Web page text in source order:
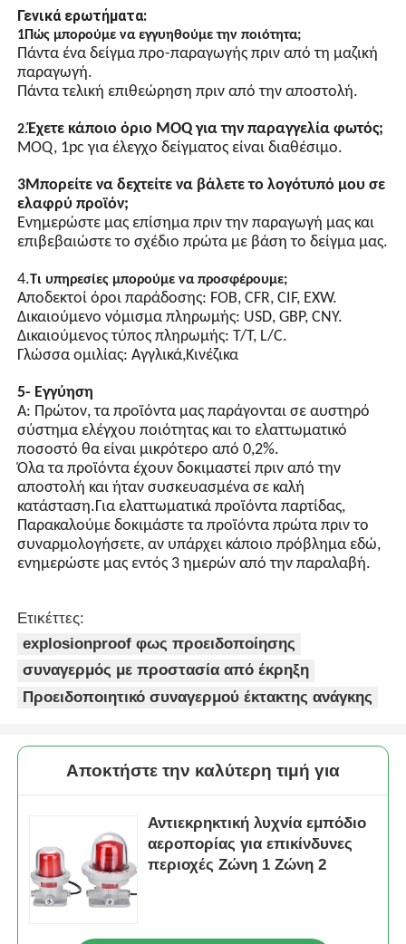
Οι λαμπτήρες υψηλής
φωτεινότητας με LED, οι
λαμπτήρες εξοικονόμησης
ενέργειας με LED chip
έχουν υψηλή φωτεινότητα
και είναι πιο ενεργειακά
συνηθισμένους λαμπτήρες.
Συγχρονισμός GPS
(προαιρετικός)
Αυτοματοποιημένος
έλεγχος διακόπτη με
λειτουργία φωτός,
εξοπλισμένος με
ενσωματωμένο τσιπ και
πολλαπλά κυκλώματα
προστασίας..
Γενικά ερωτήματα:
1Πώς μπορούμε να εγγυηθούμε την ποιότητα;
Πάντα ένα δείγμα προ-παραγωγής πριν από τη μαζική
παραγωγή.
Πάντα τελική επιθεώρηση πριν από την αποστολή.
2.Έχετε κάποιο όριο MOQ για την παραγγελία φωτός;
MOQ, 1pc για έλεγχο δείγματος είναι διαθέσιμο.
3Μπορείτε να δεχτείτε να βάλετε το λογότυπό μου σε
ελαφρύ προϊόν;
Ενημερώστε μας επίσημα πριν την παραγωγή μας και
επιβεβαιώστε το σχέδιο πρώτα με βάση το δείγμα μας.
4.Τι υπηρεσίες μπορούμε να προσφέρουμε;
Αποδεκτοί όροι παράδοσης: FOB, CFR, CIF, EXW.
Δικαιούμενο νόμισμα πληρωμής: USD, GBP, CNY.
Δικαιούμενος τύπος πληρωμής: T/T, L/C.
Γλώσσα ομιλίας: Αγγλικά,Κινέζικα
5- Εγγύηση
Α: Πρώτον, τα προϊόντα μας παράγονται σε αυστηρό
σύστημα ελέγχου ποιότητας και το ελαττωματικό
ποσοστό θα είναι μικρότερο από 0,2%.
Όλα τα προϊόντα έχουν δοκιμαστεί πριν από την
αποστολή και ήταν συσκευασμένα σε καλή
κατάσταση.Για ελαττωματικά προϊόντα παρτίδας,
Παρακαλούμε δοκιμάστε τα προϊόντα πρώτα πριν το
συναρμολογήσετε, αν υπάρχει κάποιο πρόβλημα εδώ,
ενημερώστε μας εντός 3 ημερών από την παραλαβή.
Ετικέττες:
explosionproof φως προειδοποίησης
συναγερμός με προστασία από έκρηξη
Προειδοποιητικό συναγερμού έκτακτης ανάγκης
Αποκτήστε την καλύτερη τιμή για
Αντιεκρηκτική λυχνία εμπόδιο
αεροπορίας για επικίνδυνες
περιοχές Ζώνη 1 Ζώνη 2